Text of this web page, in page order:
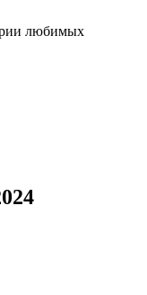
любимых